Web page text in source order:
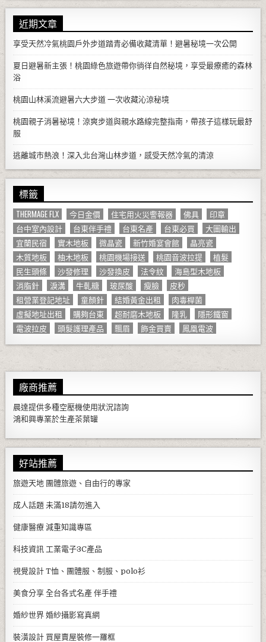
近期文章
享受天然冷氣桃園戶外步道踏青必備收藏清單！避暑秘境一次公開
夏日避暑新主張！桃園綠色旅遊帶你徜徉自然秘境，享受最療癒的森林
浴
桃園山林溪流避暑六大步道 一次收藏沁涼秘境
桃園親子消暑祕境！涼爽步道與親水路線完整指南，帶孩子這樣玩最舒
服
逃離城市熱浪！深入北台灣山林步道，感受天然冷氣的清涼
標籤
THERMAGE FLX 今日金價 住宅用火災警報器 佛具
印章
台中室內設計
台東伴手禮 台東名產 台東必買
大圖輸出
宜蘭民宿
實木地板 微晶瓷 新竹婚宴會館
晶亮瓷
木質地板
柚木地板 桃園機場接送 桃園音波拉提
植髮
民生頭條
沙發修理 沙發換皮 法令紋
海島型木地板
消脂針
淚溝 牛軋糖 玻尿酸 瘦臉
皮秒
租營業登記地址
童顏針 結婚黃金出租
肉毒桿菌
虛擬地址出租
購夠台東 超耐磨木地板 隆乳
隱形鐵窗
電波拉皮
頭髮護理產品 飄眉 飾金買賣 鳳凰電波
廠商推薦
晨達提供多種空壓機使用狀況諮詢
鴻和興專業於生產茶葉罐
好站推薦
旅遊天地 團體旅遊、自由行的專家
成人話題 未滿18請勿進入
健康醫療 減重知識專區
科技資訊 工業電子3C產品
視覺設計 T恤、團體服、制服、polo衫
美食分享 全台各式名產 伴手禮
婚紗世界 婚紗攝影寫真網
裝潢設計 買屋賣屋裝修一羅框